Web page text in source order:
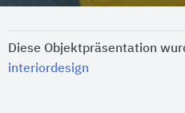
Diese Objektpräsentation
interiordesign